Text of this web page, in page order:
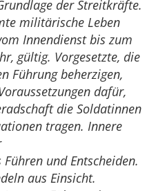
der Streitkräfte.
militärische Leben
Innendienst bis zum
gültig. Vorgesetzte, die
Führung beherzigen,
dafür,
die Soldatinnen
tragen. Innere
und Entscheiden.
aus Einsicht.